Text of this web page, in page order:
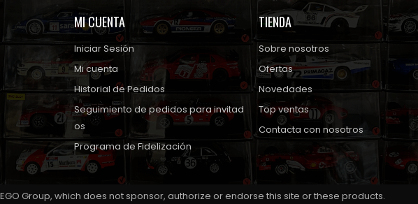
MI CUENTA
Iniciar Sesión
Mi cuenta
Historial de Pedidos
Seguimiento de pedidos para invitad
os
Programa de Fidelización
TIENDA
Sobre nosotros
Ofertas
Novedades
Top ventas
Contacta con nosotros
Group, which does not sponsor, authorize or endorse this site or these products.